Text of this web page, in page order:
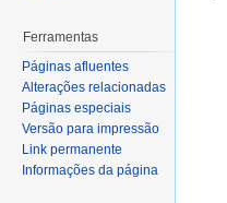
Ferramentas
Páginas afluentes
Alterações relacionadas
Páginas especiais
Versão para impressão
Link permanente
Informações da página